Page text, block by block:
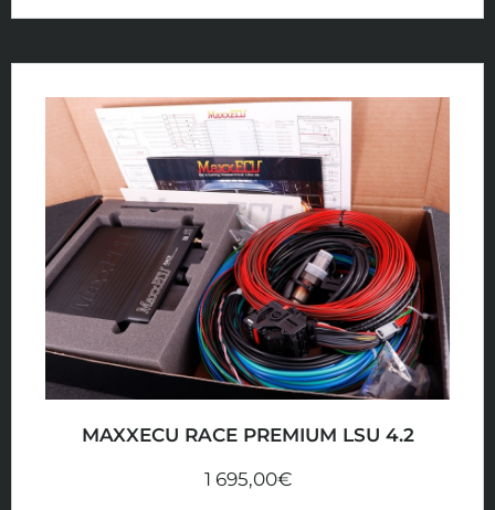
MAXXECU RACE PREMIUM LSU 4.2
1 695,00€